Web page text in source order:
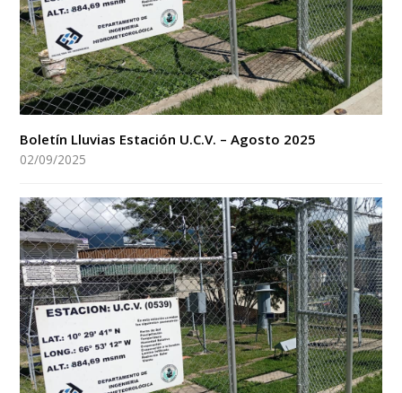
Boletín Lluvias Estación U.C.V. – Agosto 2025
02/09/2025